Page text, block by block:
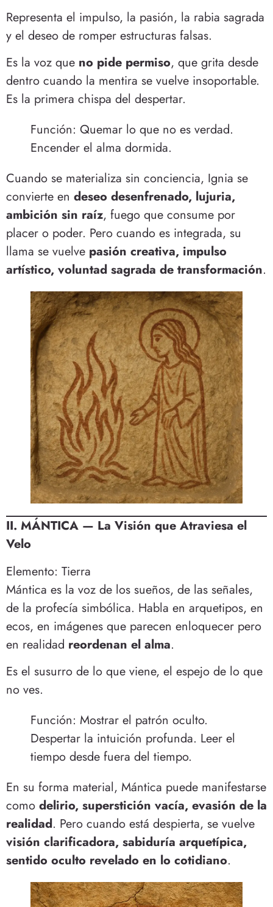
Representa el impulso, la pasión, la rabia sagrada
y el deseo de romper estructuras falsas.
Es la voz que no pide permiso, que grita desde
dentro cuando la mentira se vuelve insoportable.
Es la primera chispa del despertar.
Función: Quemar lo que no es verdad.
Encender el alma dormida.
Cuando se materializa sin conciencia, Ignia se
convierte en deseo desenfrenado, lujuria,
ambición sin raíz, fuego que consume por
placer o poder. Pero cuando es integrada, su
llama se vuelve pasión creativa, impulso
artístico, voluntad sagrada de transformación.
II. MÁNTICA — La Visión que Atraviesa el
Velo
Elemento: Tierra
Mántica es la voz de los sueños, de las señales,
de la profecía simbólica. Habla en arquetipos, en
ecos, en imágenes que parecen enloquecer pero
en realidad reordenan el alma.
Es el susurro de lo que viene, el espejo de lo que
no ves.
Función: Mostrar el patrón oculto.
Despertar la intuición profunda. Leer el
tiempo desde fuera del tiempo.
En su forma material, Mántica puede manifestarse
como delirio, superstición vacía, evasión de la
realidad. Pero cuando está despierta, se vuelve
visión clarificadora, sabiduría arquetípica,
sentido oculto revelado en lo cotidiano.